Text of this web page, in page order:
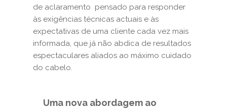
de aclaramento pensado para responder
às exigências técnicas actuais e às
expectativas de uma cliente cada vez mais
informada, que já não abdica de resultados
espectaculares aliados ao máximo cuidado
do cabelo.
Uma nova abordagem ao